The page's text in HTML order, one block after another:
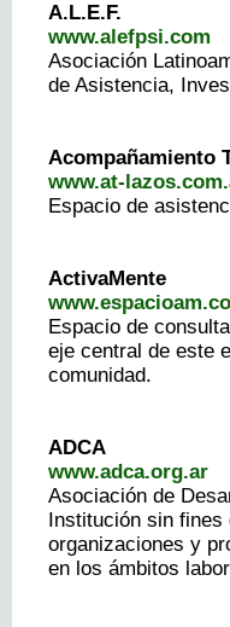
A.L.E.F.
www.alefpsi.com
Asociación
de Asistencia,
Acompañamiento
www.at-
Espacio de
ActivaMente
Espacio de
eje central de este
comunidad.
ADCA
www.adca.org.ar
Asociación de
Institución sin fines
organizaciones y
en los ámbitos